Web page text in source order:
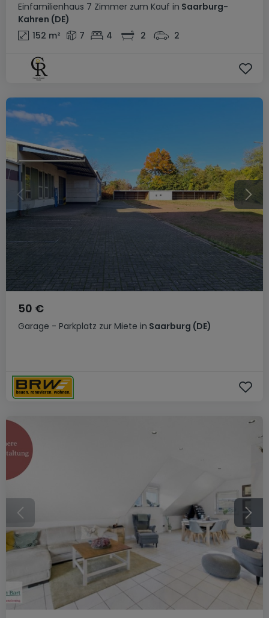
Einfamilienhaus 7 Zimmer zum Kauf in Saarburg-
Kahren (DE)
152 m² 7 4 2 2
Garage - Parkplatz zur Miete in Saarburg (DE)
50 €